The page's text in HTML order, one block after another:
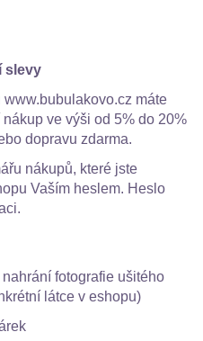
slevy
máte
ve výši od 5% do 20%
dopravu zdarma.
nákupů, které jste
Vaším heslem. Heslo
fotografie ušitého
látce v eshopu)